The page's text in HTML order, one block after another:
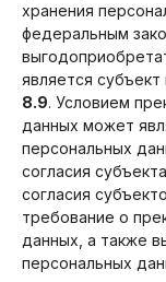
хранения
федеральным
является
8.9. Условием
данных может
персональных
согласия
согласия
требование о
данных, а также
персональных